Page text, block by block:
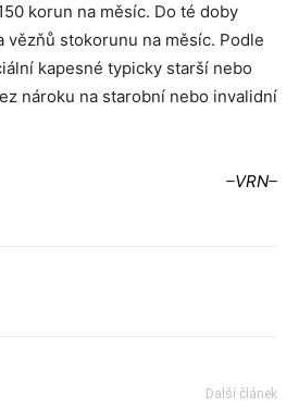
korun na měsíc. Do té doby
vězňů stokorunu na měsíc. Podle
kapesné typicky starší nebo
nároku na starobní nebo invalidní
–VRN–
Další článek